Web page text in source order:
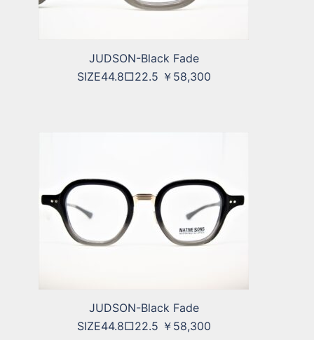
JUDSON-Black Fade
SIZE44.8□22.5 ￥58,300
JUDSON-Black Fade
SIZE44.8□22.5 ￥58,300